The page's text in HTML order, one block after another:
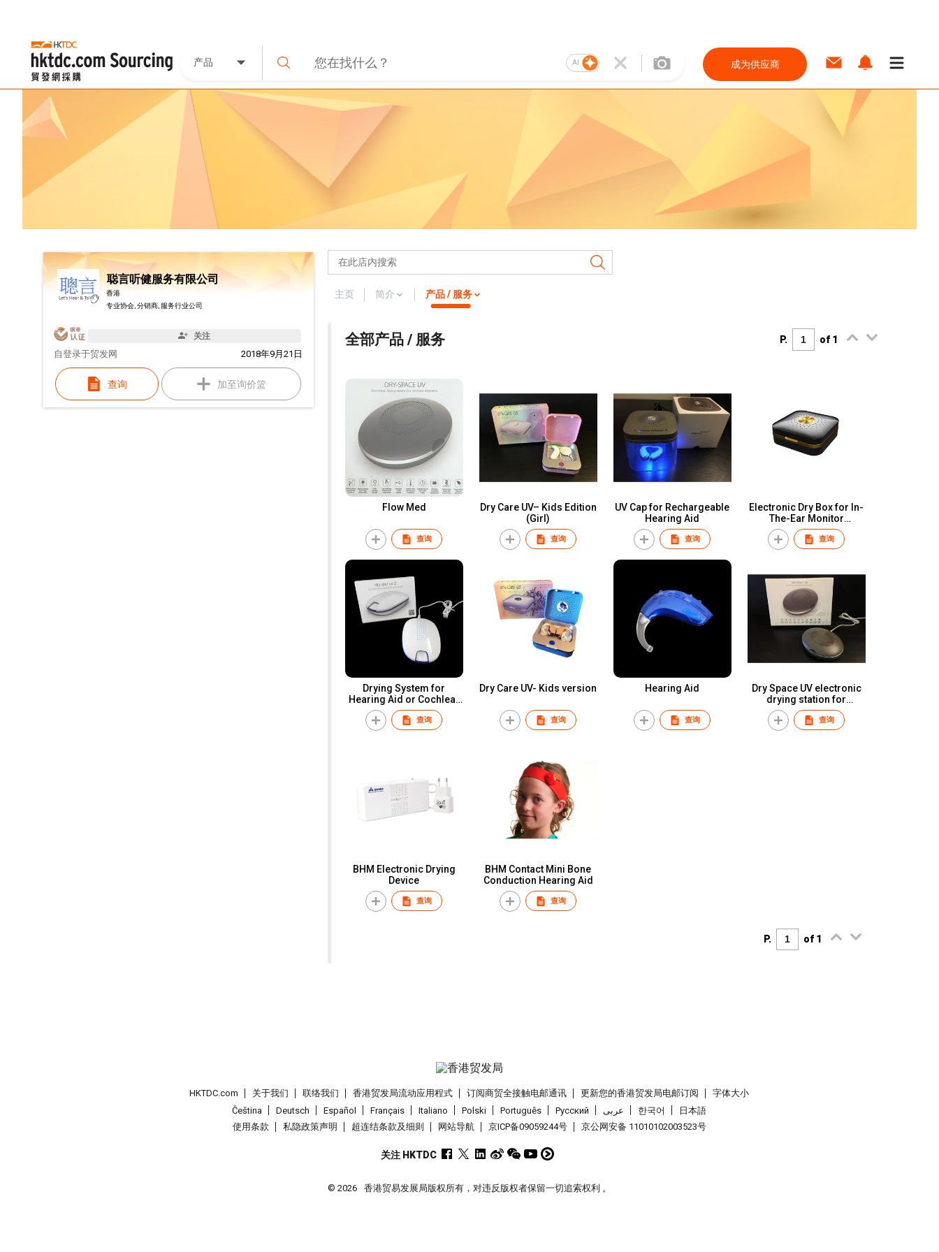
产品 AI 成为供应商
聪言听健服务有限公司
香港
专业协会, 分销商, 服务行业公司
关注
自 2018年9月21日
登录于贸发网
查询 加至询价篮
主页 简介 产品 / 服务
全部产品 / 服务 P. of 1
Flow Med
查询
Dry Care UV– Kids Edition
(Girl)
查询
UV Cap for Rechargeable
Hearing Aid
查询
Electronic Dry Box for In-
The-Ear Monitor
Earphone
查询
Drying System for
Hearing Aid or Cochlear
Implant
查询
Dry Care UV- Kids version
查询
Hearing Aid
查询
Dry Space UV electronic
drying station for
cochlear implant or
hearing aid
查询
BHM Electronic Drying
Device
查询
BHM Contact Mini Bone
Conduction Hearing Aid
查询
P. of 1
HKTDC.com 关于我们 联络我们 香港贸发局流动应用程式 订阅商贸全接触电邮通讯 更新您的香港贸发局电邮订阅
字体大小
Čeština
Deutsch Español Français Italiano Polski Português Pусский عربى 한국어
日本語
使用条款
私隐政策声明 超连结条款及细则 网站导航 京ICP备09059244号 京公网安备 11010102003523号
关注 HKTDC
© 2026 香港贸易发展局版权所有，对违反版权者保留一切追索权利 。